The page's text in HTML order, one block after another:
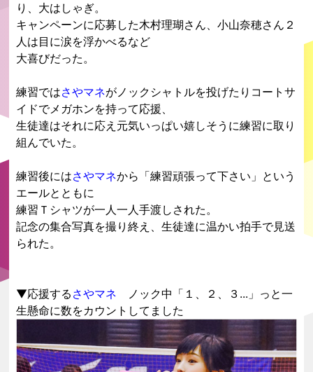
り、大はしゃぎ。
キャンペーンに応募した木村理瑚さん、小山奈穂さん２
人は目に涙を浮かべるなど
大喜びだった。
練習ではさやマネがノックシャトルを投げたりコートサ
イドでメガホンを持って応援、
生徒達はそれに応え元気いっぱい嬉しそうに練習に取り
組んでいた。
練習後にはさやマネから「練習頑張って下さい」という
エールとともに
練習Ｔシャツが一人一人手渡しされた。
記念の集合写真を撮り終え、生徒達に温かい拍手で見送
られた。
▼応援する さやマネ
ノック中「１、２、３...」っと一
生懸命に数をカウントしてました